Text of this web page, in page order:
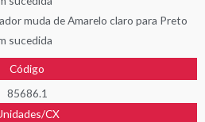
muda de Amarelo claro para Preto
sucedida
Código
85686.1
CX